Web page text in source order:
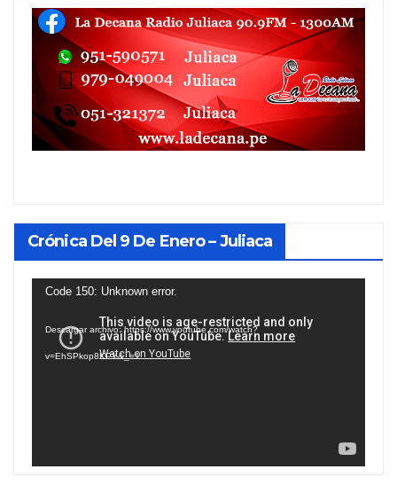
Crónica Del 9 De Enero – Juliaca
Reproductor
vídeo
Code 150: Unknown error.
Descargar archivo: https://www.youtube.com/watch?
v=EhSPkop8KPY&_=1